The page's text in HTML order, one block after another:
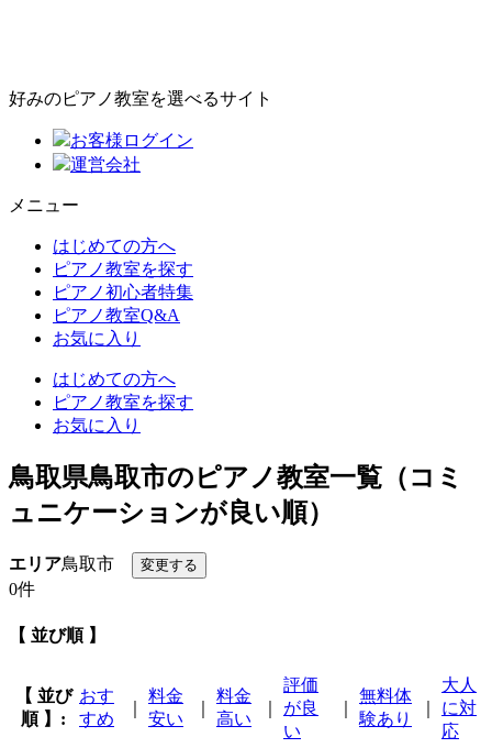
好みのピアノ教室を選べるサイト
お客様ログイン
運営会社
メニュー
はじめての方へ
ピアノ教室を探す
ピアノ初心者特集
ピアノ教室Q&A
お気に入り
はじめての方へ
ピアノ教室を探す
お気に入り
鳥取県鳥取市のピアノ教室一覧（コミ
ュニケーションが良い順）
エリア鳥取市
0件
【 並び順 】
【 並び
順 】:
おす
すめ
料金
安い
料金
高い
評価
が良
い
無料体
験あり
大人
に対
応